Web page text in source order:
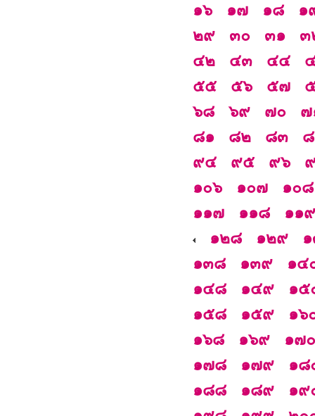
๑๖
๑๗ ๑๘
๑
๒๙
๓๐ ๓๑
๓
๔๒
๔๓ ๔๔
๕๕
๕๖ ๕๗
๖๘
๖๙ ๗๐
๗
๘๑
๘๒ ๘๓
๙๔
๙๕ ๙๖
๑๐๖
๑๐๗
๑๐๘
๑๑๗
๑๑๘
๑๑๙
๑๒๘
๑๒๙
๑๓๘
๑๓๙
๑๔
๑๔๘
๑๔๙
๑๕
๑๕๘
๑๕๙
๑๖
๑๖๘
๑๖๙
๑๗๐
๑๗๘
๑๗๙
๑๘
๑๘๘
๑๘๙
๑๙